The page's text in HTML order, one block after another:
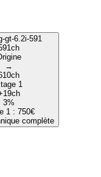
gt-6.2i-591
ch
→
ch
1
19ch
3%
1 : 750€
complète